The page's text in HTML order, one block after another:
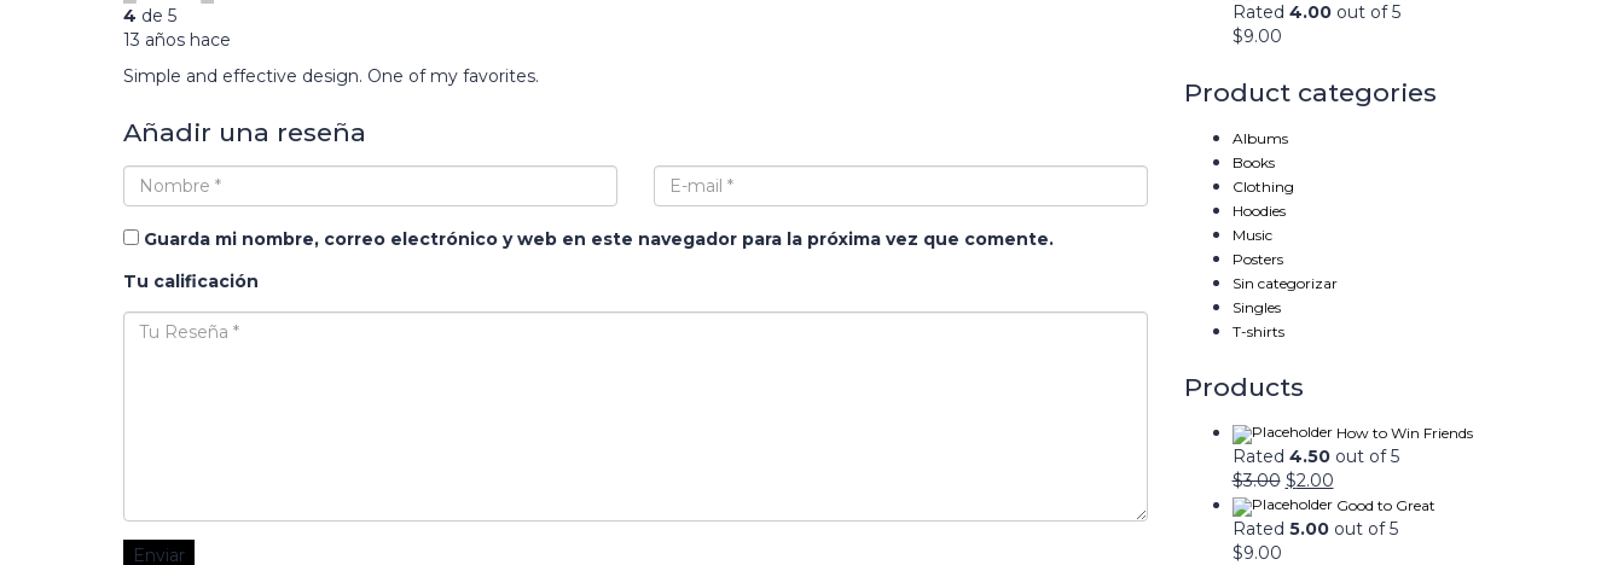
4 de 5
13 años hace
Simple and effective design. One of my favorites.
Añadir una reseña
Guarda mi nombre, correo electrónico y web en este navegador para la próxima vez que comente.
Tu calificación
Rated 4.00out of 5
$9.00
Product categories
Albums
Books
Clothing
Hoodies
Music
Posters
Sin categorizar
Singles
T-shirts
Products
How to Win Friends
Rated 4.50out of 5
$3.00 $2.00
Good to Great
Rated 5.00out of 5
$9.00